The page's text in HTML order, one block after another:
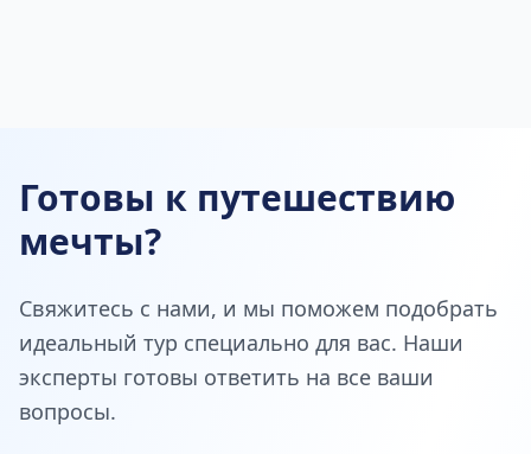
Готовы к путешествию
мечты?
Свяжитесь с нами, и мы поможем подобрать
идеальный тур специально для вас. Наши
эксперты готовы ответить на все ваши
вопросы.